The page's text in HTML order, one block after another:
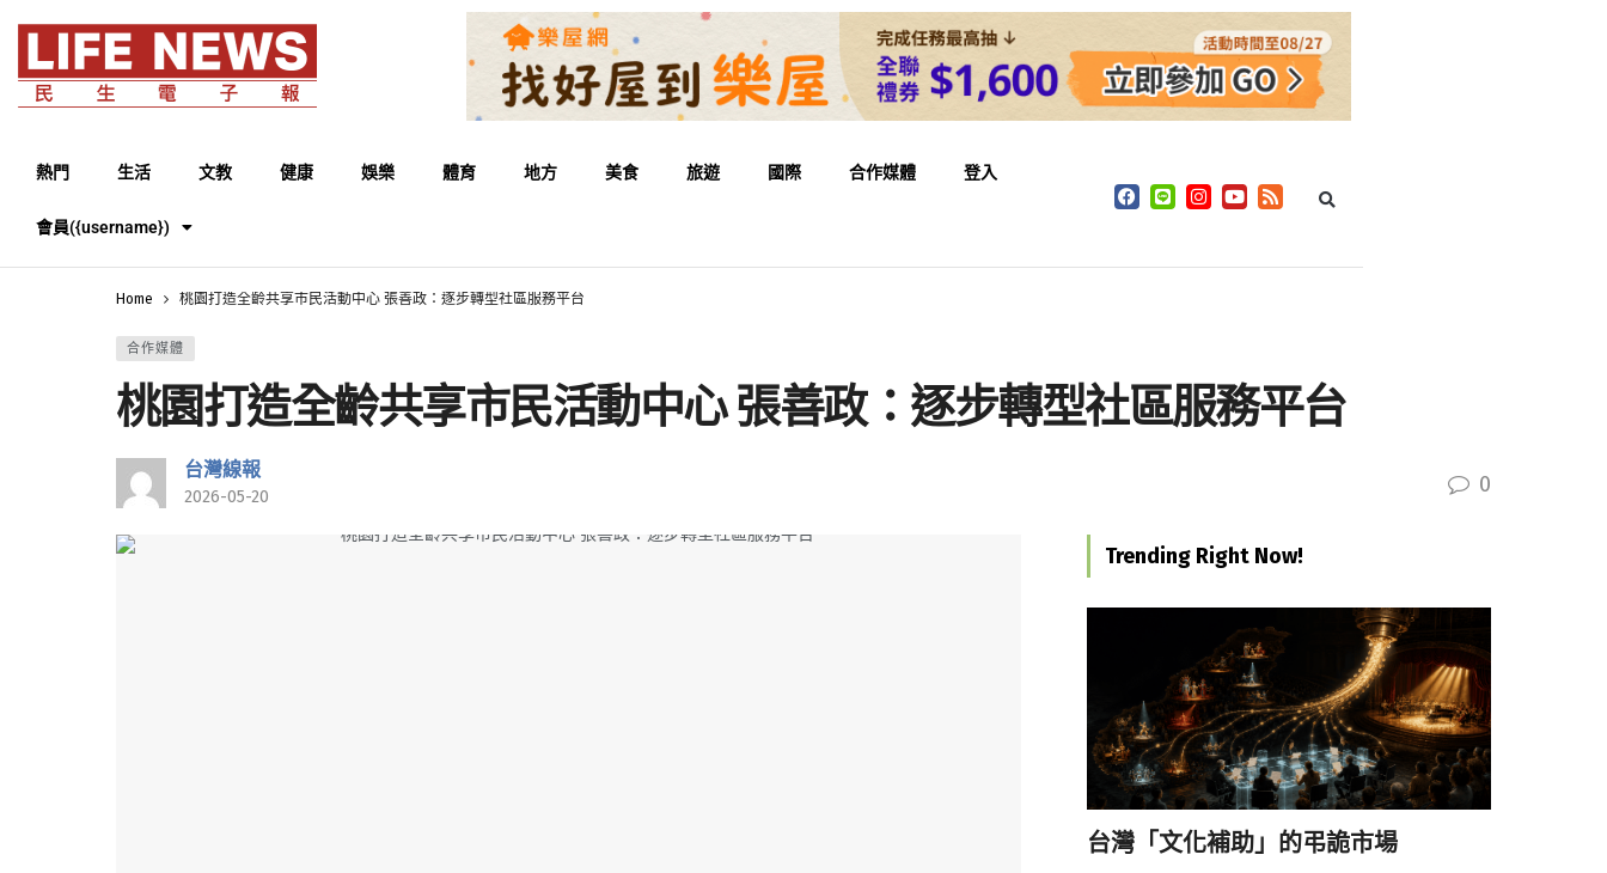
熱門 生活 文教 健康 娛樂 體育 地方 美食 旅遊 國際 合作媒體 登入
會員({username})
Home 桃園打造全齡共享市民活動中心 張善政：逐步轉型社區服務平台
合作媒體
桃園打造全齡共享市民活動中心 張善政：逐步轉型社區服務平台
台灣線報
2026-05-20 0
Trending Right Now!
台灣「文化補助」的弔詭市場